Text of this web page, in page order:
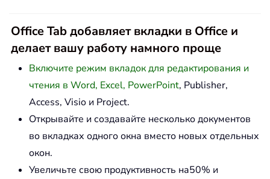
Office Tab добавляет вкладки в Office и
делает вашу работу намного проще
Включите режим вкладок для редактирования и
чтения в Word, Excel, PowerPoint, Publisher,
Access, Visio и Project.
Открывайте и создавайте несколько документов
во вкладках одного окна вместо новых отдельных
окон.
Увеличьте свою продуктивность на50% и